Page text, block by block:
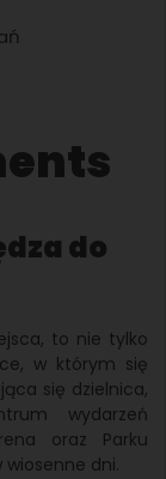
do
to nie tylko
w którym się
się dzielnica,
wydarzeń
oraz Parku
dni.